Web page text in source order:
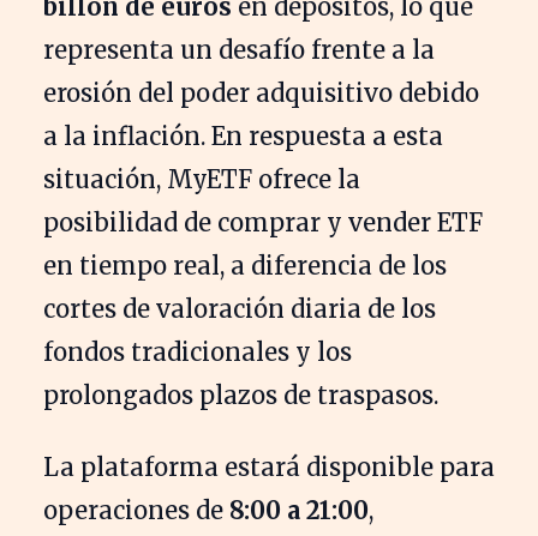
billón de euros en depósitos, lo que
representa un desafío frente a la
erosión del poder adquisitivo debido
a la inflación. En respuesta a esta
situación, MyETF ofrece la
posibilidad de comprar y vender ETF
en tiempo real, a diferencia de los
cortes de valoración diaria de los
fondos tradicionales y los
prolongados plazos de traspasos.
La plataforma estará disponible para
operaciones de 8:00 a 21:00,